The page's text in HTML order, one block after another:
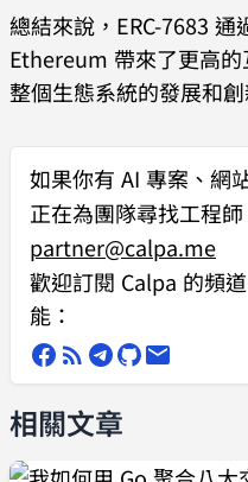
總結來說，ERC-7683
Ethereum 帶來了更高
整個生態系統的發展和創
如果你有 AI 專案、網
正在為團隊尋找工程
partner@calpa.me
歡迎訂閱 Calpa 的頻
能：
相關文章